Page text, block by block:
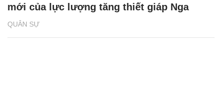
QUÂN SỰ
mới của lực lượng tăng thiết giáp Nga